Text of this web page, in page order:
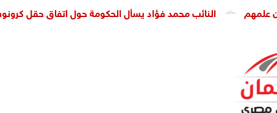
النائب محمد فؤاد يسأل الحكومة حول اتفاق حقل كرونوس